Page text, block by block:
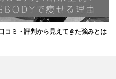
コミ・評判から見えてきた強みとは